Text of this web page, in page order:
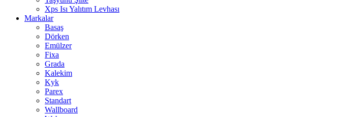
Xps Isı Yalıtım Levhası
Markalar
Basaş
Dörken
Emülzer
Fixa
Grada
Kalekim
Kyk
Parex
Standart
Wallboard